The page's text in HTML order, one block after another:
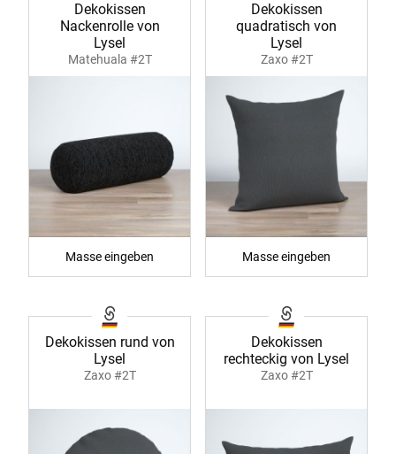
Dekokissen
Nackenrolle von
Lysel
Matehuala #2T
Masse eingeben
Dekokissen
quadratisch von
Lysel
Zaxo #2T
Masse eingeben
Dekokissen rund von
Lysel
Zaxo #2T
Dekokissen
rechteckig von Lysel
Zaxo #2T